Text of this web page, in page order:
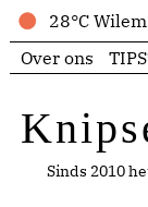
28°C
Over ons
Sinds 2010